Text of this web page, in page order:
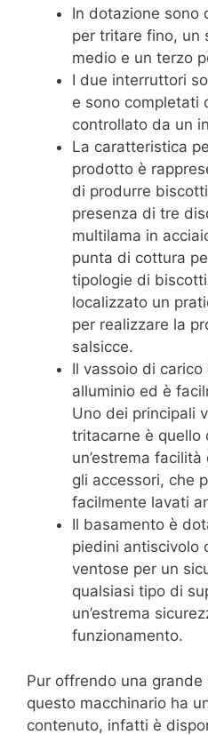
In dotazione sono
per tritare fino, un
medio e un terzo
I due interruttori
e sono completati
controllato da un
La caratteristica
prodotto è
di produrre
presenza di tre
multilama in
punta di cottura
tipologie di
localizzato un
per realizzare la
salsicce.
Il vassoio di
alluminio ed è
Uno dei principali
tritacarne è quello
un’estrema
gli accessori, che
facilmente lavati
Il basamento è
piedini antiscivolo
ventose per un
qualsiasi tipo di
un’estrema
funzionamento.
Pur offrendo una
questo macchinario ha
contenuto, infatti è